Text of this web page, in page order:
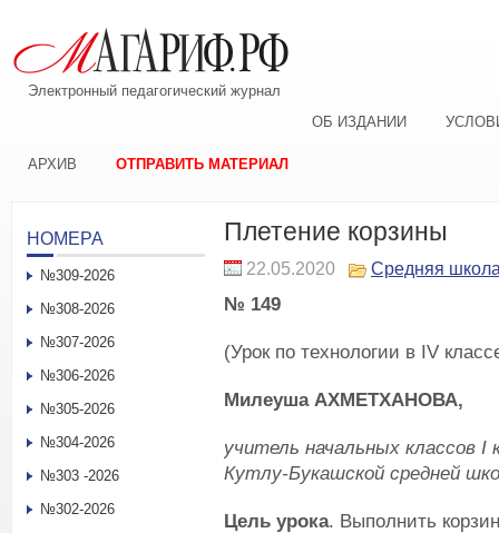
Электронный педагогический журнал
ОБ ИЗДАНИИ
АРХИВ ОТПРАВИТЬ МАТЕРИАЛ
Плетение корзины
22.05.2020 Средняя
№ 149
(Урок по технологии в IV
Милеуша АХМЕТХАНОВА,
учитель начальных классов I
Кутлу-Букашской средней
Цель урока. Выполнить
НОМЕРА
№309-2026
№308-2026
№307-2026
№306-2026
№305-2026
№304-2026
№303 -2026
№302-2026